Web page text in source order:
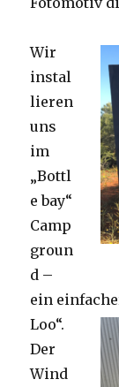
Wir
instal
lieren
uns
im
„Bottl
e bay“
Camp
groun
d –
ein
Loo“.
Der
Wind